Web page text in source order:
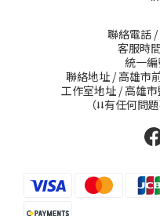
聯絡電話
客服時
統一
聯絡地址 / 高雄市
工作室地址 / 高雄
（⭣⭣有任何問